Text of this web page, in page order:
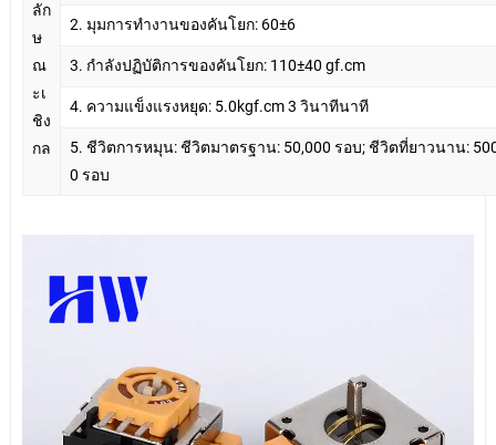
ลัก
ษ
ณ
ะเ
ชิง
กล
2. มุมการทำงานของคันโยก: 60±6
3. กำลังปฏิบัติการของคันโยก: 110±40 gf.cm
4. ความแข็งแรงหยุด: 5.0kgf.cm 3 วินาทีนาที
5. ชีวิตการหมุน: ชีวิตมาตรฐาน: 50,000 รอบ; ชีวิตที่ยาวนาน:
0 รอบ